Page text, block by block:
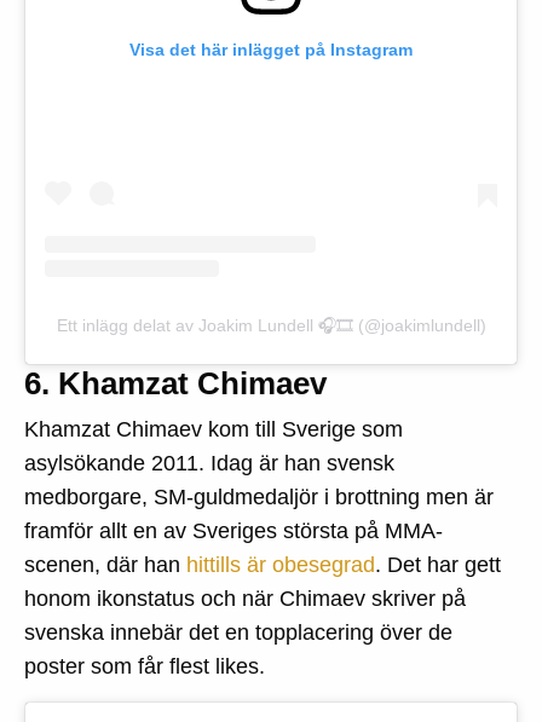
Visa det här inlägget på Instagram
Ett inlägg delat av Joakim Lundell 🎧🎞 (@joakimlundell)
6. Khamzat Chimaev
Khamzat Chimaev kom till Sverige som
asylsökande 2011. Idag är han svensk
medborgare, SM-guldmedaljör i brottning men är
framför allt en av Sveriges största på MMA-
scenen, där han hittills är obesegrad. Det har gett
honom ikonstatus och när Chimaev skriver på
svenska innebär det en topplacering över de
poster som får flest likes.